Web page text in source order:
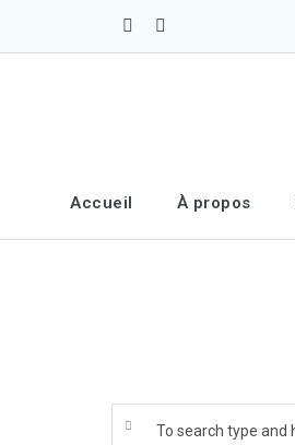
Accueil À propos